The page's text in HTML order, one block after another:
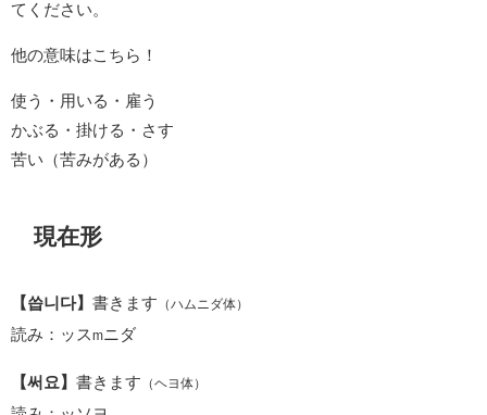
てください。
他の意味はこちら！
使う・用いる・雇う
かぶる・掛ける・さす
苦い（苦みがある）
現在形
【씁니다】 書きます （ハムニダ体）
読み：ッス m ニダ
【써요】 書きます （ヘヨ体）